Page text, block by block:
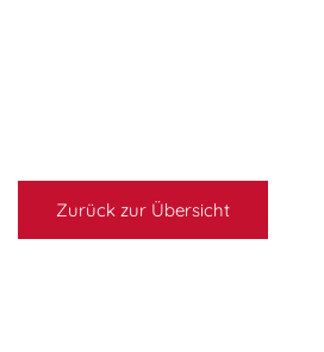
Zurück zur Übersicht